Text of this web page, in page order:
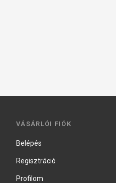
VÁSÁRLÓI FIÓK
Belépés
Regisztráció
Profilom